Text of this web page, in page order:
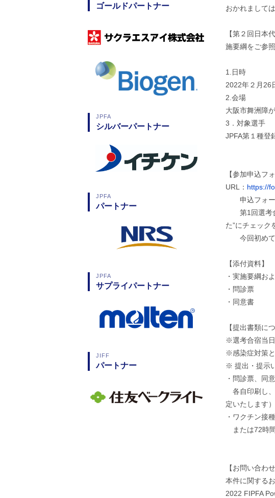
ゴールドパートナー
JPFA
シルバーパートナー
JPFA
パートナー
JPFA
サプライパートナー
JIFF
パートナー
おかれまして
【第２回日
施要綱をご参
1.日時
2022年２月
2.会場
大阪市舞洲障
3．対象選手
JPFA第１種登
【参加申込
URL： https://
申込フォー
第1回選考合
た”にチェック
今回初めて
【添付資料】
・実施要綱お
・問診票
・同意書
【提出書類に
※選考合宿当
※感染症対策
※ 提出・提示
・問診票、同
各自印刷し、
定いたします）
・ワクチン接
または72時
【お問い合わせ
本件に関する
2022 FIPFA